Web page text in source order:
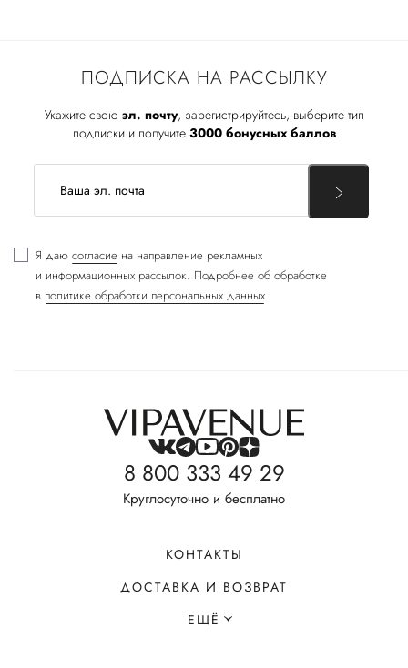
ПОДПИСКА НА РАССЫЛКУ
Укажите свою эл. почту, зарегистрируйтесь, выберите тип
подписки и получите 3000 бонусных баллов
Я даю согласие на направление рекламных
и информационных рассылок. Подробнее об обработке
в политике обработки персональных данных
8 800 333 49 29
Круглосуточно и бесплатно
КОНТАКТЫ
ДОСТАВКА И ВОЗВРАТ
ЕЩЁ